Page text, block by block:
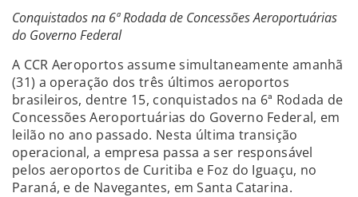
Conquistados na 6ª Rodada de Concessões Aeroportuárias
do Governo Federal
A CCR Aeroportos assume simultaneamente amanhã
(31) a operação dos três últimos aeroportos
brasileiros, dentre 15, conquistados na 6ª Rodada de
Concessões Aeroportuárias do Governo Federal, em
leilão no ano passado. Nesta última transição
operacional, a empresa passa a ser responsável
pelos aeroportos de Curitiba e Foz do Iguaçu, no
Paraná, e de Navegantes, em Santa Catarina.